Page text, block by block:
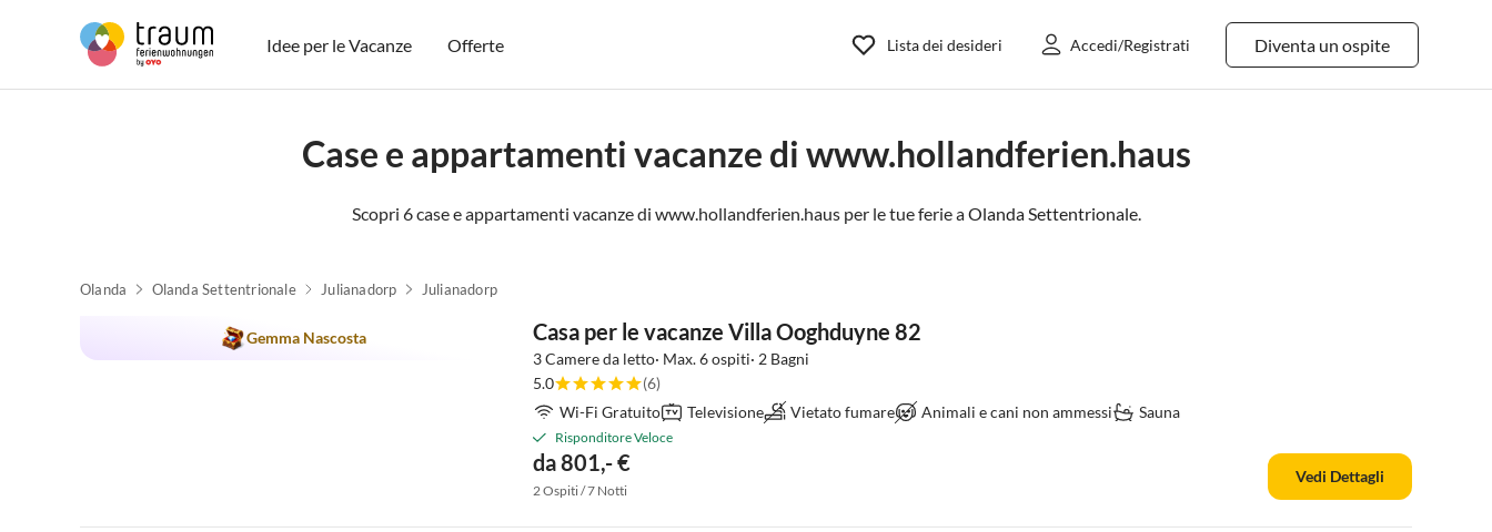
Idee per le Vacanze Offerte Diventa un ospite
Lista dei desideri Accedi/Registrati
Case e appartamenti vacanze di www.hollandferien.haus
Scopri 6 case e appartamenti vacanze di www.hollandferien.haus per le tue ferie aOlanda Settentrionale.
Olanda Olanda Settentrionale Julianadorp Julianadorp
Gemma Nascosta Casa per le vacanze Villa Ooghduyne 82
3 Camere da letto· Max. 6 ospiti· 2 Bagni
5.0
(6)
Wi-Fi Gratuito
Televisione Vietato fumare Animali e cani non ammessi Sauna
Risponditore Veloce
da 801,- €
2 Ospiti / 7 Notti
Vedi Dettagli